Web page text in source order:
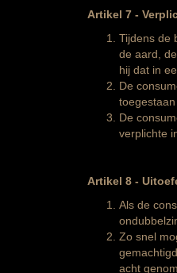
Artikel 7 -
Tijdens de
de aard,
hij dat in
De
toegestaan
De
verplichte
Artikel 8 -
Als de
Zo snel
acht